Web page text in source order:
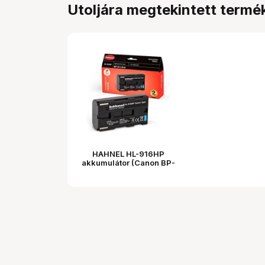
Utoljára megtekintett
HAHNEL HL-916HP
akkumulátor (Canon BP-